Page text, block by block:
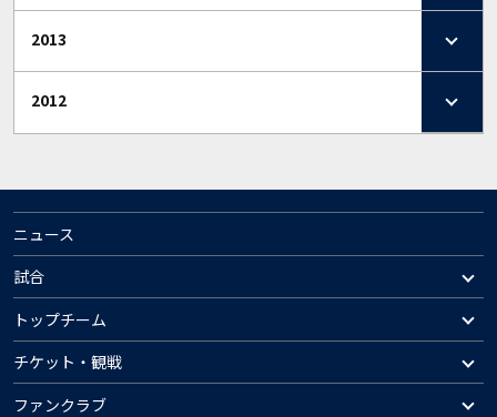
2013
2012
ニュース
試合
トップチーム
チケット・観戦
ファンクラブ